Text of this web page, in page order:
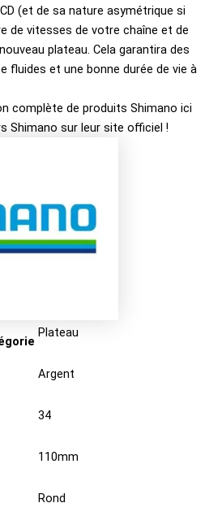
(et de sa nature asymétrique si
de vitesses de votre chaîne et de
plateau. Cela garantira des
fluides et une bonne durée de vie à
complète de produits Shimano ici
Shimano sur leur site officiel !
Plateau
Argent
34
110mm
Rond